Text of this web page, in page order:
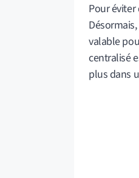
Pour
valable
centralisé
plus dans